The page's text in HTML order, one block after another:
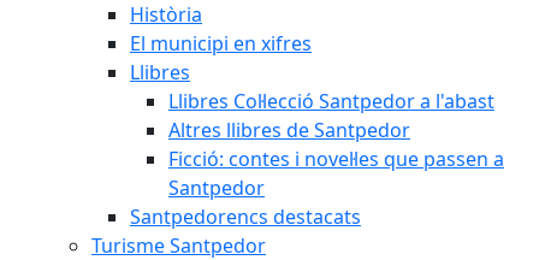
Història
El municipi en xifres
Llibres
Llibres Col·lecció Santpedor a l'abast
Altres llibres de Santpedor
Ficció: contes i novel·les que passen a
Santpedor
Santpedorencs destacats
Turisme Santpedor